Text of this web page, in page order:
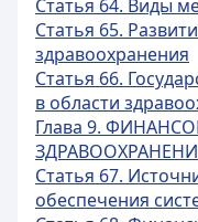
Статья 64. Виды
Статья 65.
здравоохранения
Статья 66.
в области
Глава 9.
Статья 67.
обеспечения